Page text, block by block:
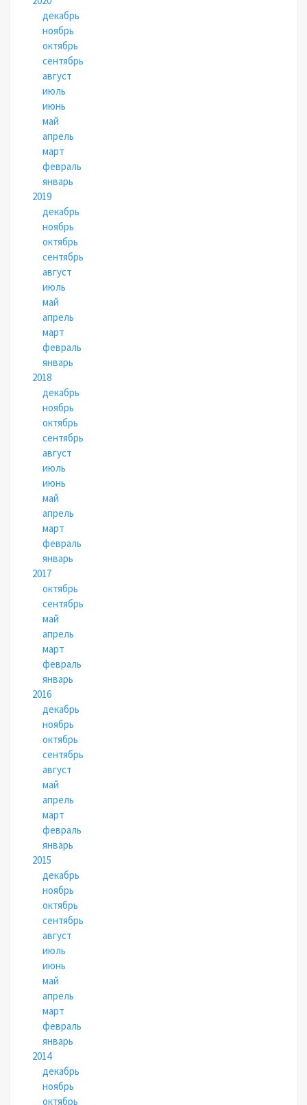
декабрь
ноябрь
октябрь
сентябрь
август
июль
июнь
май
апрель
март
февраль
январь
2019
декабрь
ноябрь
октябрь
сентябрь
август
июль
май
апрель
март
февраль
январь
2018
декабрь
ноябрь
октябрь
сентябрь
август
июль
июнь
май
апрель
март
февраль
январь
2017
октябрь
сентябрь
май
апрель
март
февраль
январь
2016
декабрь
ноябрь
октябрь
сентябрь
август
май
апрель
март
февраль
январь
2015
декабрь
ноябрь
октябрь
сентябрь
август
июль
июнь
май
апрель
март
февраль
январь
2014
декабрь
ноябрь
октябрь